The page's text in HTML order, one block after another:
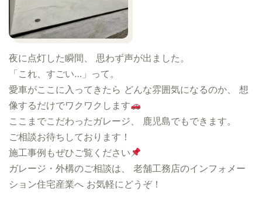
夜に点灯した瞬間、 思わず声が出ました。
「これ、すごい…」って。
愛車がここに入ってきたら どんな雰囲気になるのか、 想
像するだけでワクワクします
ここまでこだわったガレージ、 鹿児島でもできます。
ご相談お待ちしております！
施工事例もぜひご覧ください
ガレージ・外構のご相談は、 老舗工務店のインフォメー
ション住宅産業へ お気軽にどうぞ！